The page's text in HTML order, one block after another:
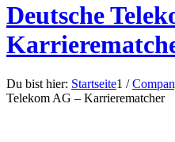
Deutsche
Du bist hier: Startseite1 /
Telekom AG – Karrierematcher